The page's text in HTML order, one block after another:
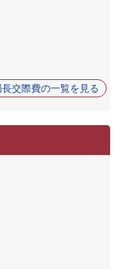
交際費の一覧を見る